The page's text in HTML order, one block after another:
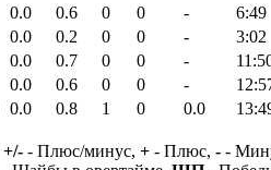
0.0 0.6 0 0 - 6:49
0.0 0.2 0 0 - 3:02
0.0 0.7 0 0 -
0.0 0.6 0 0 -
0.0 0.8 1 0 0.0
+/- - Плюс/минус, + - Плюс, - -